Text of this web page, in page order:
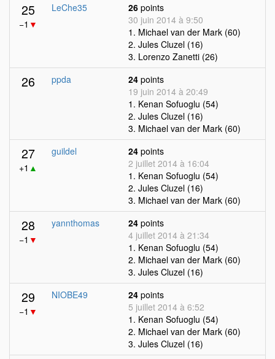
25
−1 ▼
LeChe35 26 points
30 juin 2014 à 9:50
1. Michael van der Mark (60)
2. Jules Cluzel (16)
3. Lorenzo Zanetti (26)
26 ppda 24 points
19 juin 2014 à 20:49
1. Kenan Sofuoglu (54)
2. Jules Cluzel (16)
3. Michael van der Mark (60)
27
+1 ▲
guildel 24 points
2 juillet 2014 à 16:04
1. Kenan Sofuoglu (54)
2. Jules Cluzel (16)
3. Michael van der Mark (60)
28
−1 ▼
yannthomas 24 points
4 juillet 2014 à 21:34
1. Kenan Sofuoglu (54)
2. Michael van der Mark (60)
3. Jules Cluzel (16)
29
−1 ▼
NIOBE49 24 points
5 juillet 2014 à 6:52
1. Kenan Sofuoglu (54)
2. Michael van der Mark (60)
3. Jules Cluzel (16)